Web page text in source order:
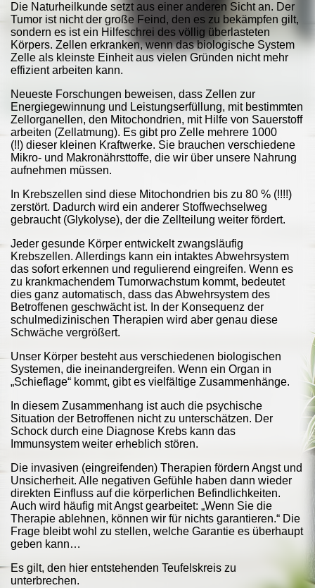
Die Naturheilkunde setzt aus einer anderen Sicht an. Der
Tumor ist nicht der große Feind, den es zu bekämpfen gilt,
sondern es ist ein Hilfeschrei des völlig überlasteten
Körpers. Zellen erkranken, wenn das biologische System
Zelle als kleinste Einheit aus vielen Gründen nicht mehr
effizient arbeiten kann.
Neueste Forschungen beweisen, dass Zellen zur
Energiegewinnung und Leistungserfüllung, mit bestimmten
Zellorganellen, den Mitochondrien, mit Hilfe von Sauerstoff
arbeiten (Zellatmung). Es gibt pro Zelle mehrere 1000
(!!) dieser kleinen Kraftwerke. Sie brauchen verschiedene
Mikro- und Makronährsttoffe, die wir über unsere Nahrung
aufnehmen müssen.
In Krebszellen sind diese Mitochondrien bis zu 80 % (!!!!)
zerstört. Dadurch wird ein anderer Stoffwechselweg
gebraucht (Glykolyse), der die Zellteilung weiter fördert.
Jeder gesunde Körper entwickelt zwangsläufig
Krebszellen. Allerdings kann ein intaktes Abwehrsystem
das sofort erkennen und regulierend eingreifen. Wenn es
zu krankmachendem Tumorwachstum kommt, bedeutet
dies ganz automatisch, dass das Abwehrsystem des
Betroffenen geschwächt ist. In der Konsequenz der
schulmedizinischen Therapien wird aber genau diese
Schwäche vergrößert.
Unser Körper besteht aus verschiedenen biologischen
Systemen, die ineinandergreifen. Wenn ein Organ in
„Schieflage“ kommt, gibt es vielfältige Zusammenhänge.
In diesem Zusammenhang ist auch die psychische
Situation der Betroffenen nicht zu unterschätzen. Der
Schock durch eine Diagnose Krebs kann das
Immunsystem weiter erheblich stören.
Die invasiven (eingreifenden) Therapien fördern Angst und
Unsicherheit. Alle negativen Gefühle haben dann wieder
direkten Einfluss auf die körperlichen Befindlichkeiten.
Auch wird häufig mit Angst gearbeitet: „Wenn Sie die
Therapie ablehnen, können wir für nichts garantieren.“ Die
Frage bleibt wohl zu stellen, welche Garantie es überhaupt
geben kann…
Es gilt, den hier entstehenden Teufelskreis zu
unterbrechen.